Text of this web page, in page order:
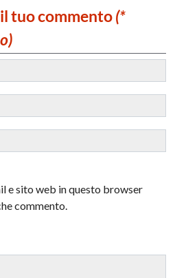
tuo commento(*
e sito web in questo browser
commento.